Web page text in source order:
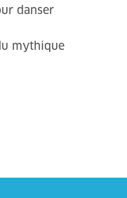
danser
mythique